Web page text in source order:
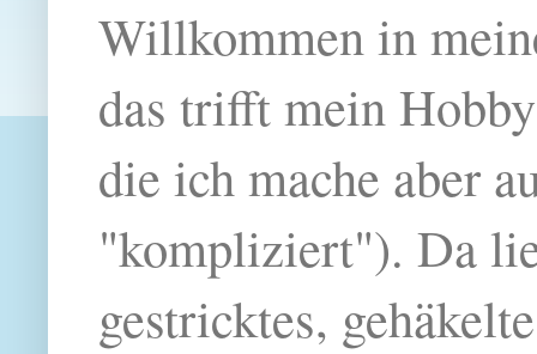
Willkommen in
das trifft mein
die ich mache aber
"kompliziert"). Da
gestricktes,